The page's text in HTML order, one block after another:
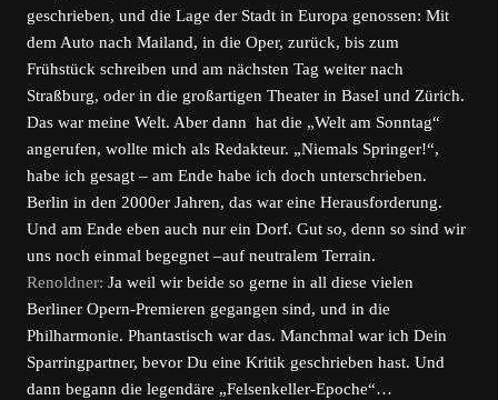
geschrieben, und die Lage der Stadt in Europa genossen: Mit
dem Auto nach Mailand, in die Oper, zurück, bis zum
Frühstück schreiben und am nächsten Tag weiter nach
Straßburg, oder in die großartigen Theater in Basel und Zürich.
Das war meine Welt. Aber dann hat die „Welt am Sonntag“
angerufen, wollte mich als Redakteur. „Niemals Springer!“,
habe ich gesagt – am Ende habe ich doch unterschrieben.
Berlin in den 2000er Jahren, das war eine Herausforderung.
Und am Ende eben auch nur ein Dorf. Gut so, denn so sind wir
uns noch einmal begegnet –auf neutralem Terrain.
Renoldner: Ja weil wir beide so gerne in all diese vielen
Berliner Opern-Premieren gegangen sind, und in die
Philharmonie. Phantastisch war das. Manchmal war ich Dein
Sparringpartner, bevor Du eine Kritik geschrieben hast. Und
dann begann die legendäre „Felsenkeller-Epoche“…